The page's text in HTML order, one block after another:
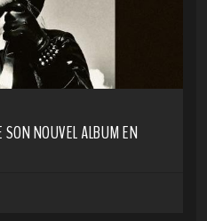
NOUVEL ALBUM EN